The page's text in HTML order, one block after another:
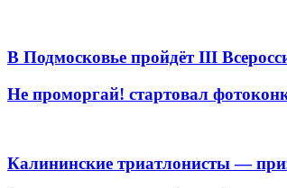
В Подмосковье пройдёт III
Не проморгай! стартовал
Калининские триатлонисты —